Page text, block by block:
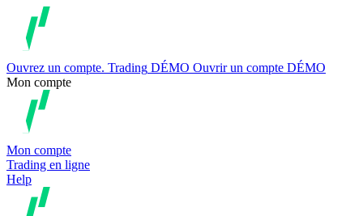
Ouvrez un compte. Trading DÉMO Ouvrir un compte DÉMO
Mon compte
Mon compte
Trading en ligne
Help